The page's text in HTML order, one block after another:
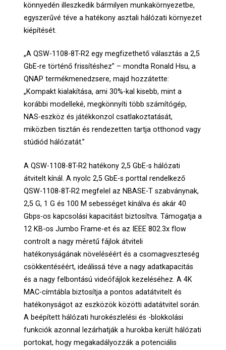
könnyedén illeszkedik bármilyen munkakörnyezetbe,
egyszerűvé téve a hatékony asztali hálózati környezet
kiépítését.
„A QSW-1108-8T-R2 egy megfizethető választás a 2,5
GbE-re történő frissítéshez” – mondta Ronald Hsu, a
QNAP termékmenedzsere, majd hozzátette:
„Kompakt kialakítása, ami 30%-kal kisebb, mint a
korábbi modelleké, megkönnyíti több számítógép,
NAS-eszköz és játékkonzol csatlakoztatását,
miközben tisztán és rendezetten tartja otthonod vagy
stúdiód hálózatát.”
A QSW-1108-8T-R2 hatékony 2,5 GbE-s hálózati
átvitelt kínál. A nyolc 2,5 GbE-s porttal rendelkező
QSW-1108-8T-R2 megfelel az NBASE-T szabványnak,
2,5 G, 1 G és 100 M sebességet kínálva és akár 40
Gbps-os kapcsolási kapacitást biztosítva. Támogatja a
12 KB-os Jumbo Frame-et és az IEEE 802.3x flow
controlt a nagy méretű fájlok átviteli
hatékonyságának növeléséért és a csomagveszteség
csökkentéséért, ideálissá téve a nagy adatkapacitás
és a nagy felbontású videófájlok kezeléséhez. A 4K
MAC-címtábla biztosítja a pontos adatátvitelt és
hatékonyságot az eszközök közötti adatátvitel során.
A beépített hálózati hurokészlelési és -blokkolási
funkciók azonnal lezárhatják a hurokba került hálózati
portokat, hogy megakadályozzák a potenciális